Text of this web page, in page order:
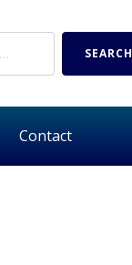
SEARCH
Contact